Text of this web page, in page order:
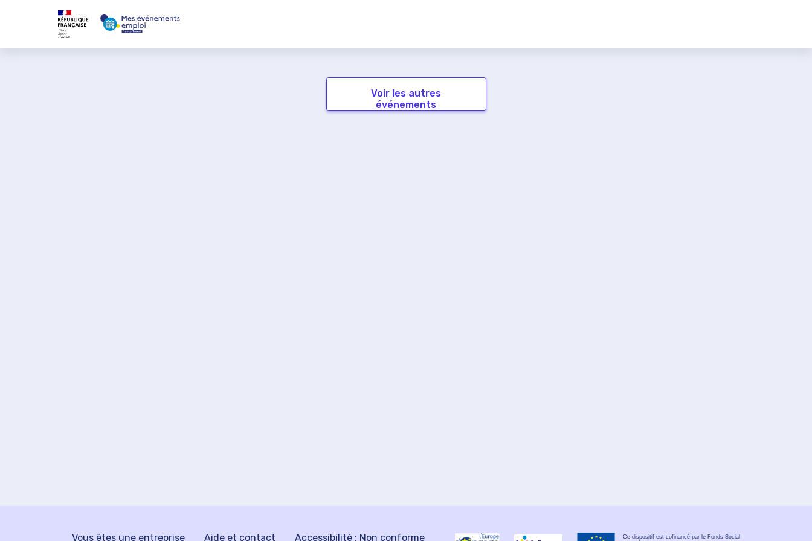
Voir les autres
événements
Vous êtes une entreprise Aide et contact Accessibilité : Non conforme
Ce dispositif est cofinancé par le Fonds Social